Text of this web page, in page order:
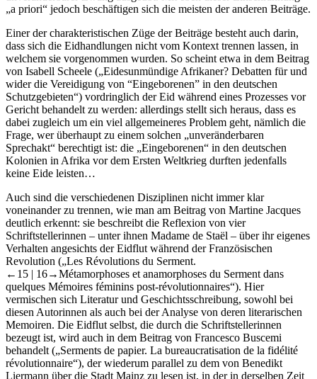
„a priori“ jedoch beschäftigen sich die meisten der anderen Beiträge.
Einer der charakteristischen Züge der Beiträge besteht auch darin,
dass sich die Eidhandlungen nicht vom Kontext trennen lassen, in
welchem sie vorgenommen wurden. So scheint etwa in dem Beitrag
von Isabell Scheele („Eidesunmündige Afrikaner? Debatten für und
wider die Vereidigung von “Eingeborenen” in den deutschen
Schutzgebieten“) vordringlich der Eid während eines Prozesses vor
Gericht behandelt zu werden: allerdings stellt sich heraus, dass es
dabei zugleich um ein viel allgemeineres Problem geht, nämlich die
Frage, wer überhaupt zu einem solchen „unveränderbaren
Sprechakt“ berechtigt ist: die „Eingeborenen“ in den deutschen
Kolonien in Afrika vor dem Ersten Weltkrieg durften jedenfalls
keine Eide leisten…
Auch sind die verschiedenen Disziplinen nicht immer klar
voneinander zu trennen, wie man am Beitrag von Martine Jacques
deutlich erkennt: sie beschreibt die Reflexion von vier
Schriftstellerinnen – unter ihnen Madame de Staël – über ihr eigenes
Verhalten angesichts der Eidflut während der Französischen
Revolution („Les Révolutions du Serment.
←15 | 16→Métamorphoses et anamorphoses du Serment dans
quelques Mémoires féminins post-révolutionnaires“). Hier
vermischen sich Literatur und Geschichtsschreibung, sowohl bei
diesen Autorinnen als auch bei der Analyse von deren literarischen
Memoiren. Die Eidflut selbst, die durch die Schriftstellerinnen
bezeugt ist, wird auch in dem Beitrag von Francesco Buscemi
behandelt („Serments de papier. La bureaucratisation de la fidélité
révolutionnaire“), der wiederum parallel zu dem von Benedikt
Liermann über die Stadt Mainz zu lesen ist, in der in derselben Zeit